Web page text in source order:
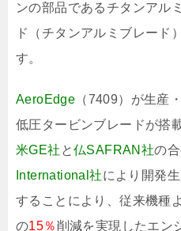
ンの部品であるチタンアル
ド（チタンアルミブレード
す。
AeroEdge （7409）が生産
低圧タービンブレードが搭
米GE社 と仏SAFRAN社の
International社により開発
することにより、従来機種
の15％削減を実現したエン